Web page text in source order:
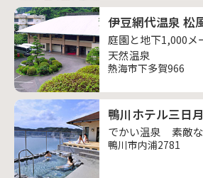
伊豆網代温泉 松
庭園と地下1,000メ
天然温泉
熱海市下多賀966
鴨川ホテル三日月
でかい温泉 素敵
鴨川市内浦2781